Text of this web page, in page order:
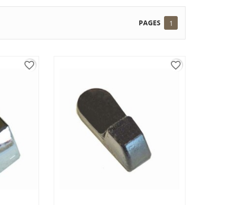
PAGES 1
favorite_border favorite_border